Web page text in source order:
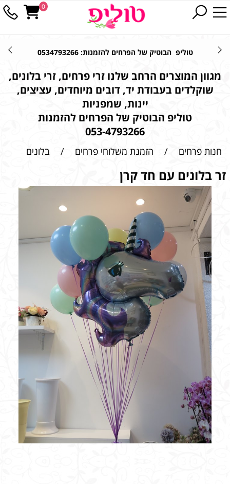
טוליפ הבוטיק של הפרחים להזמנות: 0534793266
0
מגוון המוצרים הרחב שלנו זרי פרחים, זרי בלונים,
שוקלדים בעבודת יד, דובים מיוחדים, עציצים,
יינות, שמפניות
טוליפ הבוטיק של הפרחים להזמנות
053-4793266
חנות פרחים / הזמנת משלוחי פרחים / בלונים
זר בלונים עם חד קרן